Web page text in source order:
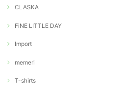
CLASKA
FiNE LITTLE DAY
Import
memeri
T-shirts